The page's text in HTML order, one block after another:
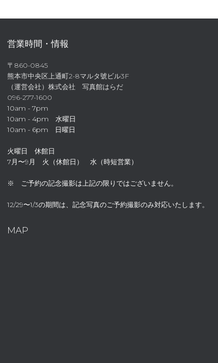
営業時間・情報
〒860-0845
熊本市中央区上通町2-8マルタ號ビル3F
（運営会社）株式会社 写真館はらだ
096-277-1600
10am - 7pm
10am - 4pm 水曜日
10am - 6pm 日曜日
火曜日 休館日
7月〜9月 火（休館日） 水（時短営業）
※ ご予約の記念撮影は上記の限りではございません。
12/29〜1/3の期間は、記念写真のご予約撮影のみ対応いたします。
MAP